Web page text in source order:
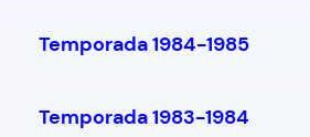
Temporada 1984-1985
Temporada 1983-1984